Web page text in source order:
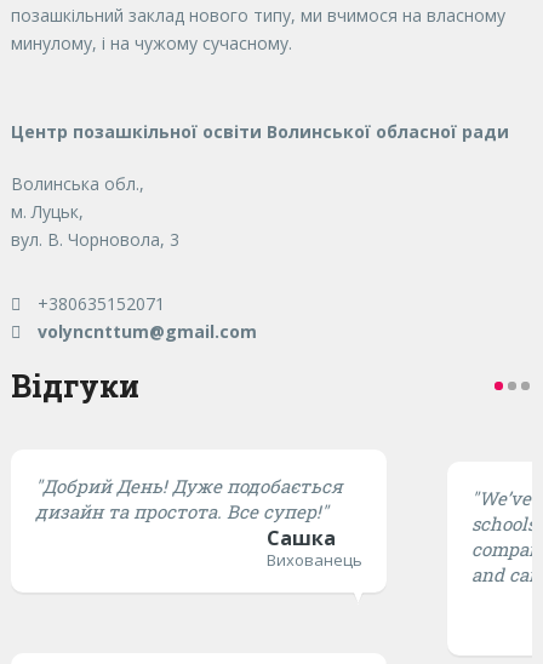
позашкільний заклад нового типу, ми вчимося на власному
минулому, і на чужому сучасному.
Центр позашкільної освіти Волинської обласної ради
Волинська обл.,
м. Луцьк,
вул. В. Чорновола, 3
+380635152071
volyncnttum@gmail.com
Відгуки
"Добрий День! Дуже подобається
дизайн та простота. Все супер!"
Сашка
Вихованець
and